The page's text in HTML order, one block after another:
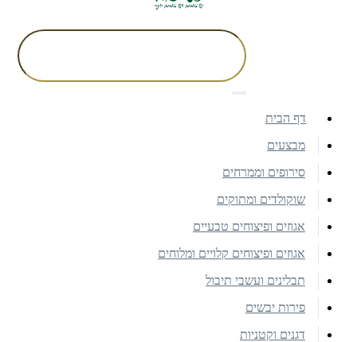
דף הבית
מבצעים
סירופים וממרחים
שוקולדים ומתוקים
אגוזים ופיצוחים טבעיים
אגוזים ופיצוחים קלויים ומלוחים
תבלינים ועשבי תיבול
פירות יבשים
דגנים וקטניות